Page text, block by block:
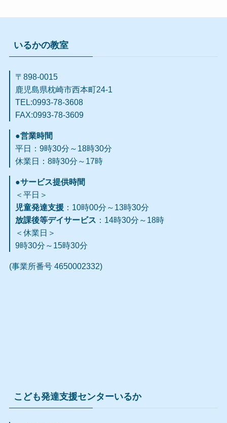
いるかの教室
〒898-0015
鹿児島県枕崎市西本町24-1
TEL:0993-78-3608
FAX:0993-78-3609​
●営業時間
平日：9時30分～18時30分
休業日：8時30分～17時
●サービス提供時間
＜平日＞
児童発達支援：10時00分～13時30分
放課後等デイサービス ：14時30分～18時
＜休業日＞
9時30分～15時30分
(事業所番号 4650002332)
こども発達支援センターいるか